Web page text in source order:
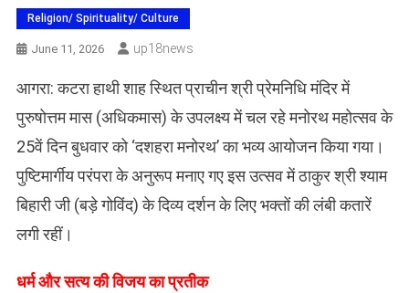
Religion/ Spirituality/ Culture
June 11, 2026 Up18news
​आगरा: कटरा हाथी शाह स्थित प्राचीन श्री प्रेमनिधि मंदिर में
पुरुषोत्तम मास (अधिकमास) के उपलक्ष्य में चल रहे मनोरथ महोत्सव के
25वें दिन बुधवार को ‘दशहरा मनोरथ’ का भव्य आयोजन किया गया।
पुष्टिमार्गीय परंपरा के अनुरूप मनाए गए इस उत्सव में ठाकुर श्री श्याम
बिहारी जी (बड़े गोविंद) के दिव्य दर्शन के लिए भक्तों की लंबी कतारें
लगी रहीं​।
धर्म और सत्य की विजय का प्रतीक